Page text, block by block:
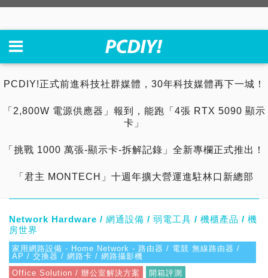
PCDIY!正式前進科技社群媒體，30年科技媒體再下一城！
「2,800W 電源供應器」報到，能跑「4張 RTX 5090 顯示
卡」
「挑戰 1000 萬張-顯示卡-拆解記錄」全新專欄正式推出！
「君主 MONTECH」十週年擴大營運進駐林口新總部
Network Hardware / 網通設備 / 弱電工具 / 機櫃產品 / 機
房世界
家用網路設備 - Home Network - 路由器 / 電競 無線路由器 /
AP / 交換器 / 網路卡 / 網路攝影機
Office Solution / 辦公室解決方案
開箱評測